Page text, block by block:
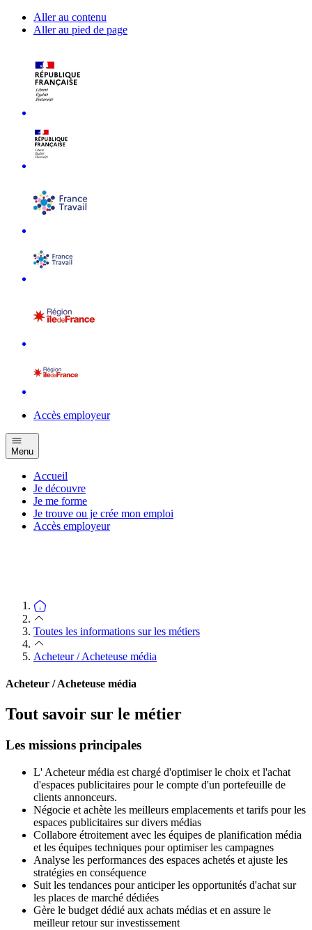
Aller au contenu
Aller au pied de page
Accès employeur
Menu
Accueil
Je découvre
Je me forme
Je trouve ou je crée mon emploi
Accès employeur
Toutes les informations sur les métiers
Acheteur / Acheteuse média
Acheteur / Acheteuse média
Tout savoir sur le métier
Les missions principales
L' Acheteur média est chargé d'optimiser le choix et l'achat
d'espaces publicitaires pour le compte d'un portefeuille de
clients annonceurs.
Négocie et achète les meilleurs emplacements et tarifs pour les
espaces publicitaires sur divers médias
Collabore étroitement avec les équipes de planification média
et les équipes techniques pour optimiser les campagnes
Analyse les performances des espaces achetés et ajuste les
stratégies en conséquence
Suit les tendances pour anticiper les opportunités d'achat sur
les places de marché dédiées
Gère le budget dédié aux achats médias et en assure le
meilleur retour sur investissement